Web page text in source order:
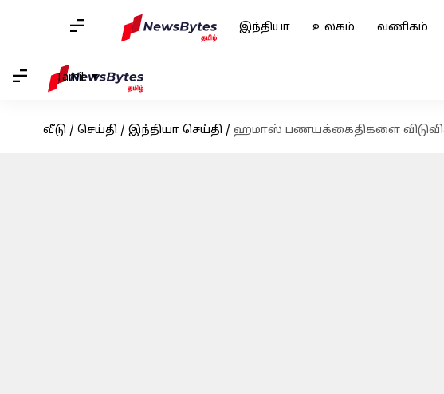
இந்தியா உலகம் வணிகம்
Tamil
வீடு / செய்தி / இந்தியா செய்தி / ஹமாஸ் பணயக்கைதிகளை விடுவிக்க